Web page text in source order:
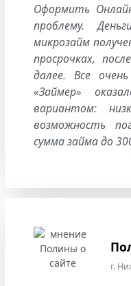
Оформить
проблему.
микрозайм
просрочках,
далее. Все
«Займер»
вариантом:
возможность
сумма займа до
г.